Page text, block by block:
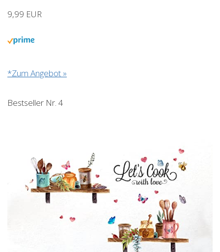
9,99 EUR
*Zum Angebot »
Bestseller Nr. 4